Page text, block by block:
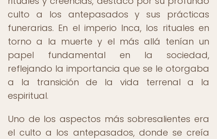
culto a los antepasados y sus prácticas
funerarias. En el imperio Inca, los rituales en
torno a la muerte y el más allá tenían un
papel fundamental en la sociedad,
reflejando la importancia que se le otorgaba
a la transición de la vida terrenal a la
espiritual.
Uno de los aspectos más sobresalientes era
el culto a los antepasados, donde se creía